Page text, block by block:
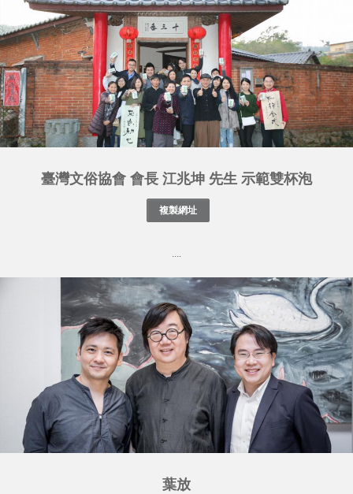
臺灣文俗協會 會長 江兆坤 先生 示範雙杯泡
....
葉放